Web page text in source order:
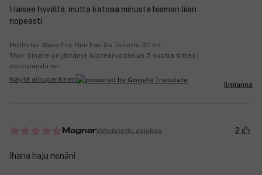
Haisee hyvältä, mutta katoaa minusta hieman liian
nopeasti
Hollister Wave For Him Eau De Toilette 30 ml
Thor Sindre on jättänyt tuotearvostelun 5 vuotta sitten |
cocopanda.no
Näytä alkuperäinen
Ilmianna
MagnarVahvistettu asiakas 2
Ihana haju nenäni